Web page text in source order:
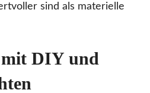
sind als materielle
mit DIY und